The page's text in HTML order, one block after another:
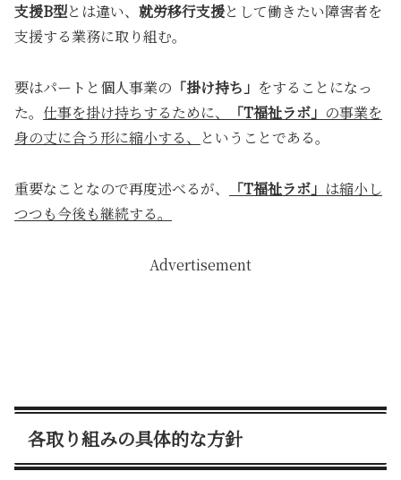
支援B型とは違い、 就労移行支援として働きたい障害者を
支援する業務に取り組む。
要はパートと個人事業の 「掛け持ち」 をすることになっ
た。 仕事を掛け持ちするために、 「T福祉ラボ」 の事業を
身の丈に合う形に縮小する、
ということである。
重要なことなので再度述べるが、 「T福祉ラボ」 は縮小し
つつも今後も継続する。
Advertisement
各取り組みの具体的な方針